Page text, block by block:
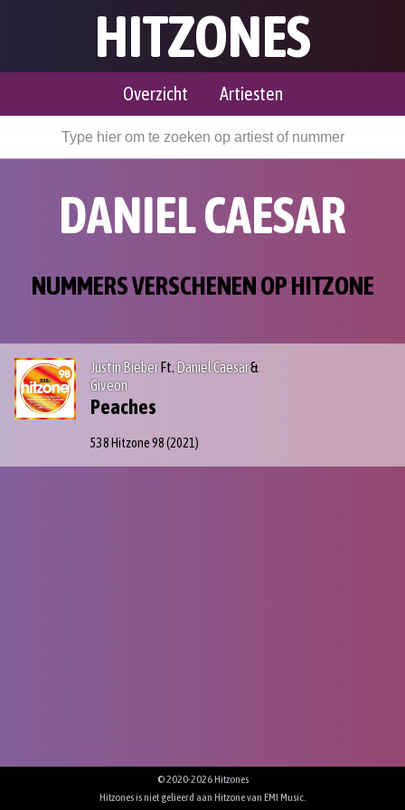
HITZONES
Overzicht Artiesten
DANIEL CAESAR
NUMMERS VERSCHENEN OP HITZONE
Justin BieberFt. Daniel Caesar&
Giveon
Peaches
538 Hitzone 98(2021)
© 2020-2026 Hitzones
Hitzones is niet gelieerd aan Hitzone van EMI Music.